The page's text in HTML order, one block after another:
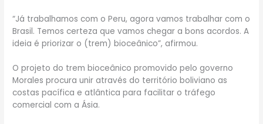
“Já trabalhamos com o Peru, agora vamos trabalhar com o
Brasil. Temos certeza que vamos chegar a bons acordos. A
ideia é priorizar o (trem) bioceânico”, afirmou.
O projeto do trem bioceânico promovido pelo governo
Morales procura unir através do território boliviano as
costas pacífica e atlântica para facilitar o tráfego
comercial com a Ásia.